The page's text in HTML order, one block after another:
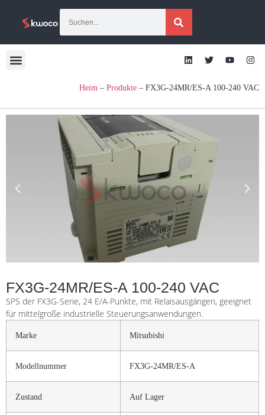
Heim – Produkte – FX3G-24MR/ES-A 100-240 VAC
FX3G-24MR/ES-A 100-240 VAC
SPS der FX3G-Serie, 24 E/A-Punkte, mit Relaisausgängen, geeignet
für mittelgroße industrielle Steuerungsanwendungen.
Marke Mitsubishi
Modellnummer FX3G-24MR/ES-A
Zustand Auf Lager